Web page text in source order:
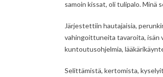
samoin kissat, oli tulipalo. Minä
Järjestettiin hautajaisia,
vahingoittuneita tavaroita, isän
kuntoutusohjelmia,
Selittämistä, kertomista,